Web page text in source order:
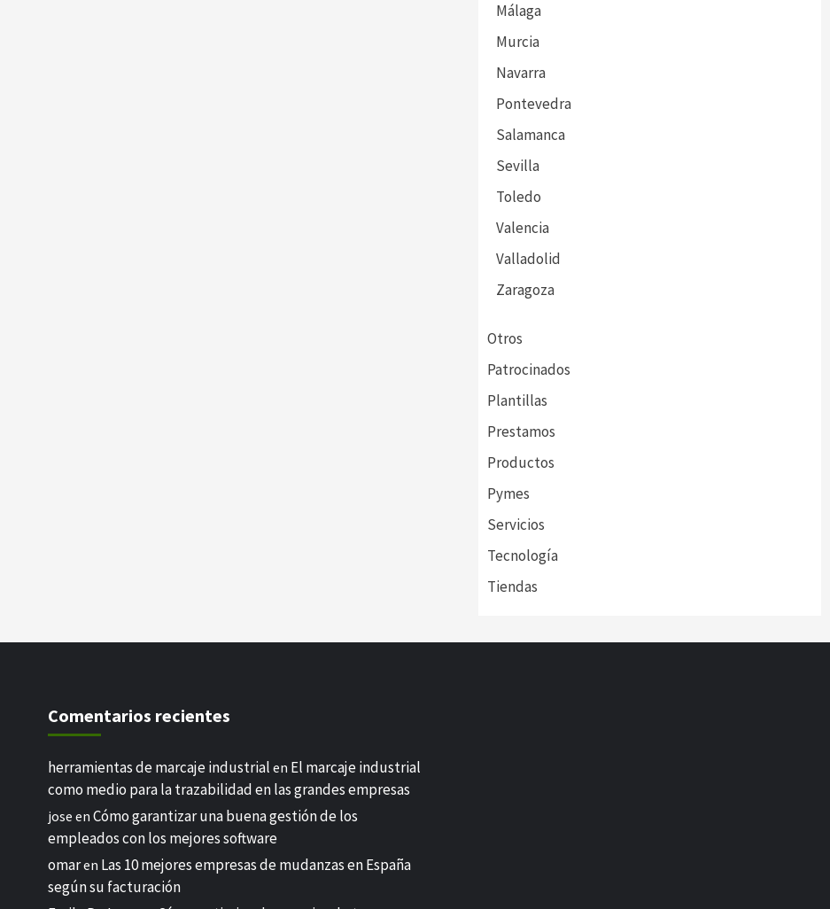
Málaga
Murcia
Navarra
Pontevedra
Salamanca
Sevilla
Toledo
Valencia
Valladolid
Zaragoza
Otros
Patrocinados
Plantillas
Prestamos
Productos
Pymes
Servicios
Tecnología
Tiendas
Comentarios recientes
herramientas de marcaje industrial en El marcaje industrial
como medio para la trazabilidad en las grandes empresas
jose enCómo garantizar una buena gestión de los
empleados con los mejores software
omaren Las 10 mejores empresas de mudanzas en España
según su facturación